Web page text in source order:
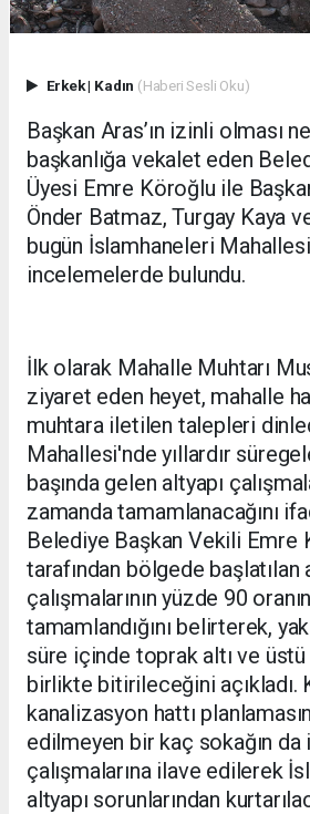
Erkek| Kadın (Haberi Sesli Oku)
Başkan Aras’ın izinli olması
başkanlığa vekalet eden
Üyesi Emre Köroğlu ile
Önder Batmaz, Turgay Kaya
bugün İslamhaneleri
incelemelerde bulundu.
İlk olarak Mahalle Muhtarı
ziyaret eden heyet, mahalle
muhtara iletilen talepleri
Mahallesi'nde yıllardır
başında gelen altyapı
zamanda tamamlanacağını
Belediye Başkan Vekili Emre
tarafından bölgede başlatılan
çalışmalarının yüzde 90
tamamlandığını belirterek,
süre içinde toprak altı ve üstü
birlikte bitirileceğini açıkladı.
kanalizasyon hattı
edilmeyen bir kaç sokağın
çalışmalarına ilave edilerek
altyapı sorunlarından